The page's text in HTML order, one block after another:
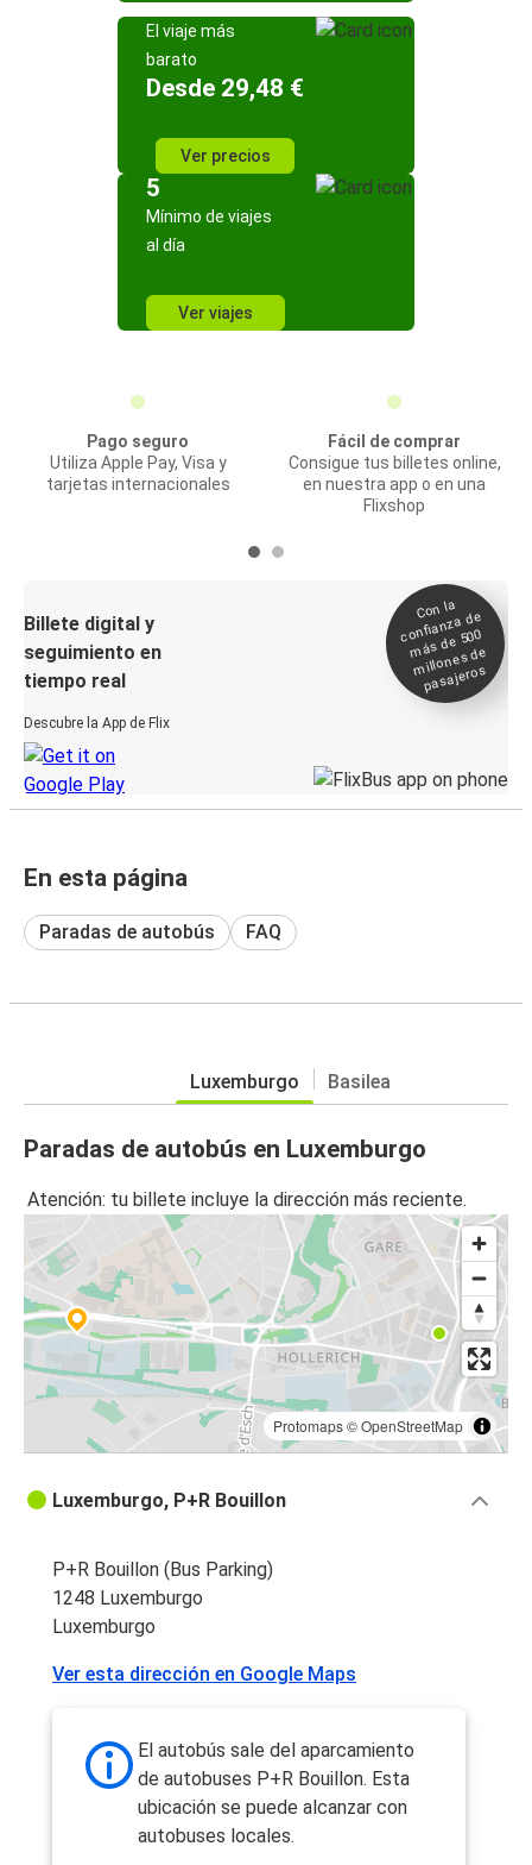
El viaje más
barato
Desde 29,48 €
Ver precios
5
Mínimo de viajes
al día
Ver viajes
Pago seguro
Utiliza Apple Pay, Visa y
tarjetas internacionales
Fácil de comprar
Consigue tus billetes online,
en nuestra app o en una
Flixshop
Billete digital y
seguimiento en
tiempo real
Descubre la App de Flix
Con la
confianza de
más de 500
millones de
pasajeros
En esta página
Paradas de autobús FAQ
Luxemburgo Basilea
Paradas de autobús en Luxemburgo
Atención: tu billete incluye la dirección más reciente.
Protomaps©OpenStreetMap
Luxemburgo, P+R Bouillon
P+R Bouillon (Bus Parking)
1248 Luxemburgo
Luxemburgo
Ver esta dirección en Google Maps
El autobús sale del aparcamiento
de autobuses P+R Bouillon. Esta
ubicación se puede alcanzar con
autobuses locales.